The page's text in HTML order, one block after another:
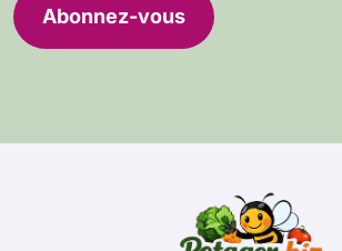
e
s
Abonnez-vous